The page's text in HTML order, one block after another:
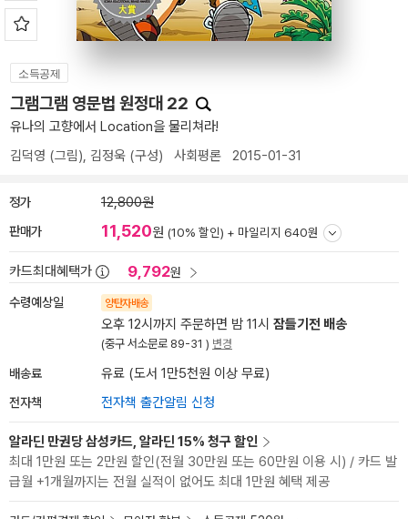
소득공제
그램그램 영문법 원정대 22
유나의 고향에서 Location을 물리쳐라!
김덕영 (그림), 김정욱 (구성) 사회평론 2015-01-31
정가 12,800원
판매가 11,520원 (10% 할인) + 마일리지 640원
카드최대혜택가 9,792원
수령예상일 양탄자배송
오후 12시까지 주문하면 밤 11시 잠들기전 배송
(중구 서소문로 89-31 ) 변경
배송료 유료 (도서 1만5천원 이상 무료)
전자책 전자책 출간알림 신청
알라딘 만권당 삼성카드, 알라딘 15% 청구 할인
최대 1만원 또는 2만원 할인(전월 30만원 또는 60만원 이용 시) / 카드 발
급월 +1개월까지는 전월 실적이 없어도 최대 1만원 혜택 제공